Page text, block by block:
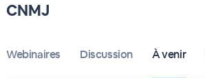
CNMJ
Webinaires Discussion À venir